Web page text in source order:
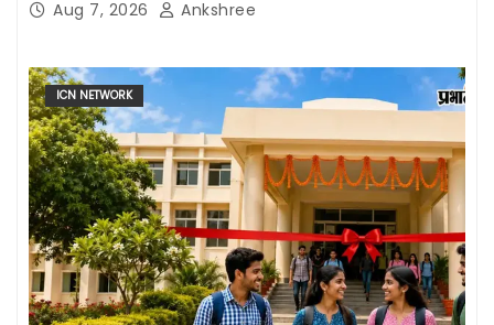
Aug 7, 2026 Ankshree
ICN NETWORK